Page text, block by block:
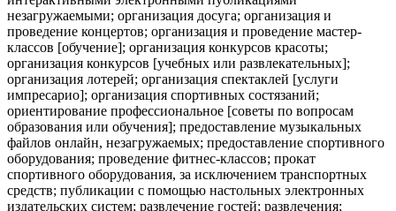
незагружаемыми; организация досуга; организация и
проведение концертов; организация и проведение мастер-
классов [обучение]; организация конкурсов красоты;
организация конкурсов [учебных или развлекательных];
организация лотерей; организация спектаклей [услуги
импресарио]; организация спортивных состязаний;
ориентирование профессиональное [советы по вопросам
образования или обучения]; предоставление музыкальных
файлов онлайн, незагружаемых; предоставление спортивного
оборудования; проведение фитнес-классов; прокат
спортивного оборудования, за исключением транспортных
средств; публикации с помощью настольных электронных
издательских систем; развлечение гостей; развлечения;